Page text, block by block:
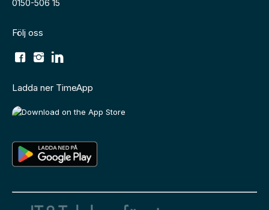
0150-506 15
Följ oss
Ladda ner TimeApp